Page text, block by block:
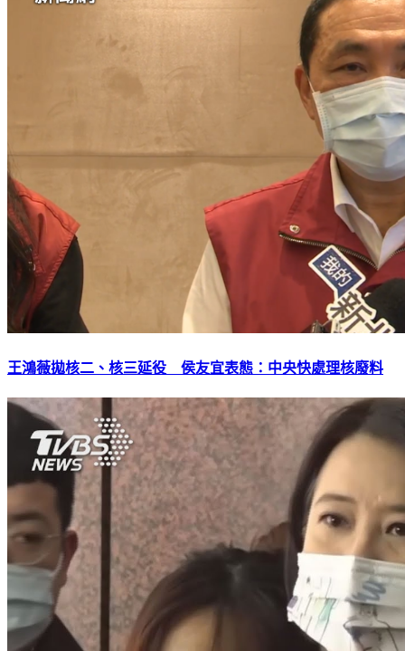
王鴻薇拋核二、核三延役 侯友宜表態：中央快處理核廢料